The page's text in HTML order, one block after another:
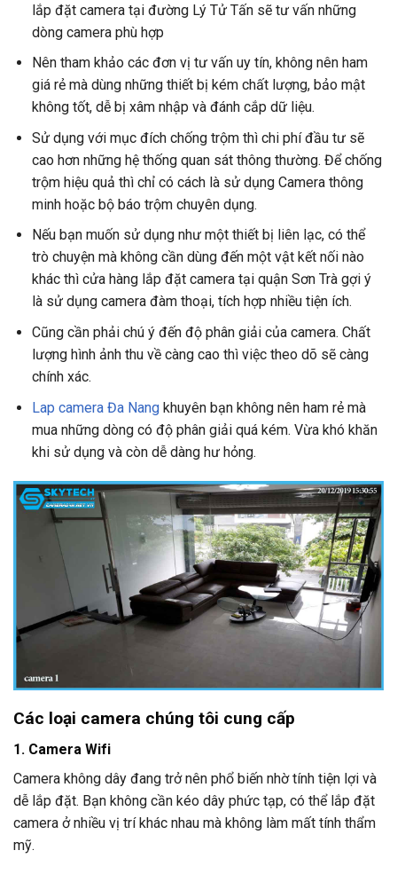
lắp đặt camera tại đường Lý Tử Tấn sẽ tư vấn những
dòng camera phù hợp
Nên tham khảo các đơn vị tư vấn uy tín, không nên ham
giá rẻ mà dùng những thiết bị kém chất lượng, bảo mật
không tốt, dễ bị xâm nhập và đánh cắp dữ liệu.
Sử dụng với mục đích chống trộm thì chi phí đầu tư sẽ
cao hơn những hệ thống quan sát thông thường. Để chống
trộm hiệu quả thì chỉ có cách là sử dụng Camera thông
minh hoặc bộ báo trộm chuyên dụng.
Nếu bạn muốn sử dụng như một thiết bị liên lạc, có thể
trò chuyện mà không cần dùng đến một vật kết nối nào
khác thì cửa hàng lắp đặt camera tại quận Sơn Trà gợi ý
là sử dụng camera đàm thoại, tích hợp nhiều tiện ích.
Cũng cần phải chú ý đến độ phân giải của camera. Chất
lượng hình ảnh thu về càng cao thì việc theo dõ sẽ càng
chính xác.
Lap camera Đa Nangkhuyên bạn không nên ham rẻ mà
mua những dòng có độ phân giải quá kém. Vừa khó khăn
khi sử dụng và còn dễ dàng hư hỏng.
Các loại camera chúng tôi cung cấp
1. Camera Wifi
Camera không dây đang trở nên phổ biến nhờ tính tiện lợi và
dễ lắp đặt. Bạn không cần kéo dây phức tạp, có thể lắp đặt
camera ở nhiều vị trí khác nhau mà không làm mất tính thẩm
mỹ.